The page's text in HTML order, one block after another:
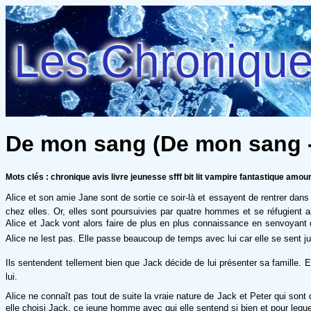
Les
De mon sang (De mon
Mots clés : chronique avis livre jeunesse sfff bit lit vampire fantastique amour
Alice et son amie Jane sont de sortie ce soir-là et essayent de rentrer
chez elles. Or, elles sont poursuivies par quatre hommes et se réfugient
Alice et Jack vont alors faire de plus en plus connaissance en
Alice ne lest pas. Elle passe beaucoup de temps avec lui car elle se sent
Ils sentendent tellement bien que Jack décide de lui présenter sa
lui.
Alice ne connaît pas tout de suite la vraie nature de Jack et Peter qui
elle choisi Jack, ce jeune homme avec qui elle sentend si bien et pour